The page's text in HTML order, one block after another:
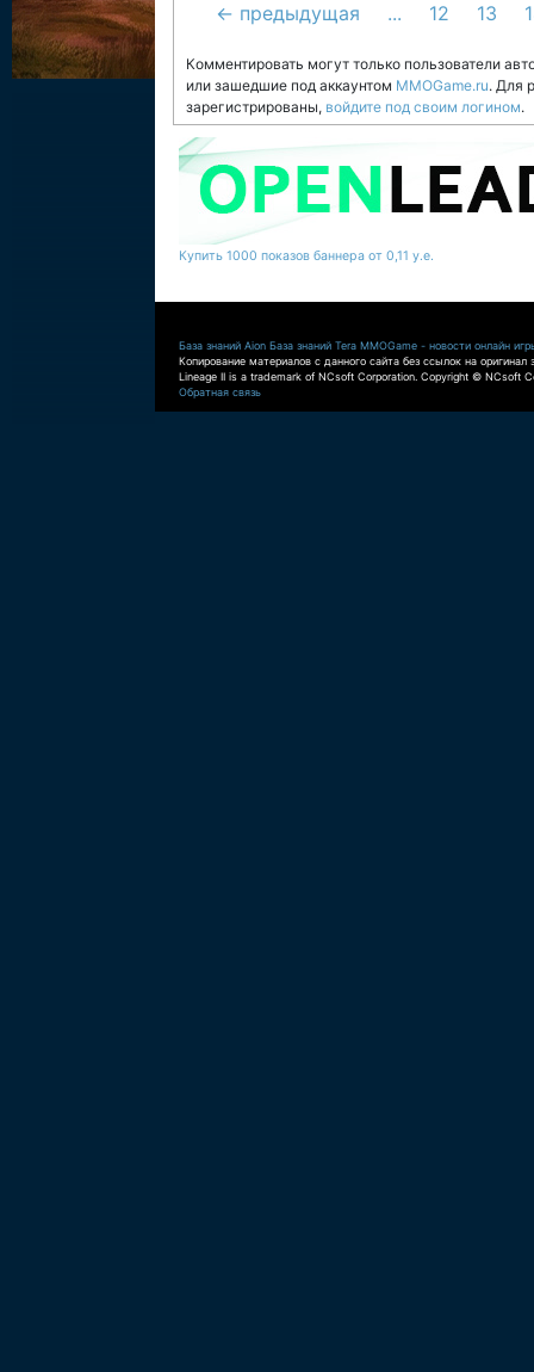
← предыдущая ... 12 13
Комментировать могут только пользователи
или зашедшие под аккаунтом MMOGame.ru. Для
зарегистрированы, войдите под своим логином.
Купить 1000 показов баннера от 0,11 у.е.
База знаний Aion База знаний Tera MMOGame - новости онлайн
Копирование материалов с данного сайта без ссылок на оригинал
Lineage II is a trademark of NCsoft Corporation. Copyright © NCsoft
Обратная связь